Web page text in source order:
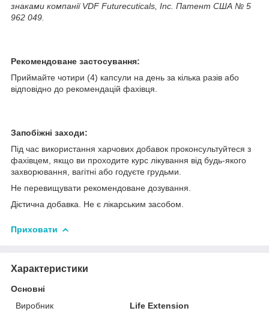
знаками компанії VDF Futurecuticals, Inc. Патент США № 5
962 049.
Рекомендоване застосування:
Приймайте чотири (4) капсули на день за кілька разів або
відповідно до рекомендацій фахівця.
Запобіжні заходи:
Під час використання харчових добавок проконсультуйтеся з
фахівцем, якщо ви проходите курс лікування від будь-якого
захворювання, вагітні або годуєте грудьми.
Не перевищувати рекомендоване дозування.
Дієтична добавка. Не є лікарським засобом.
Приховати
Характеристики
Основні
Виробник
Life Extension